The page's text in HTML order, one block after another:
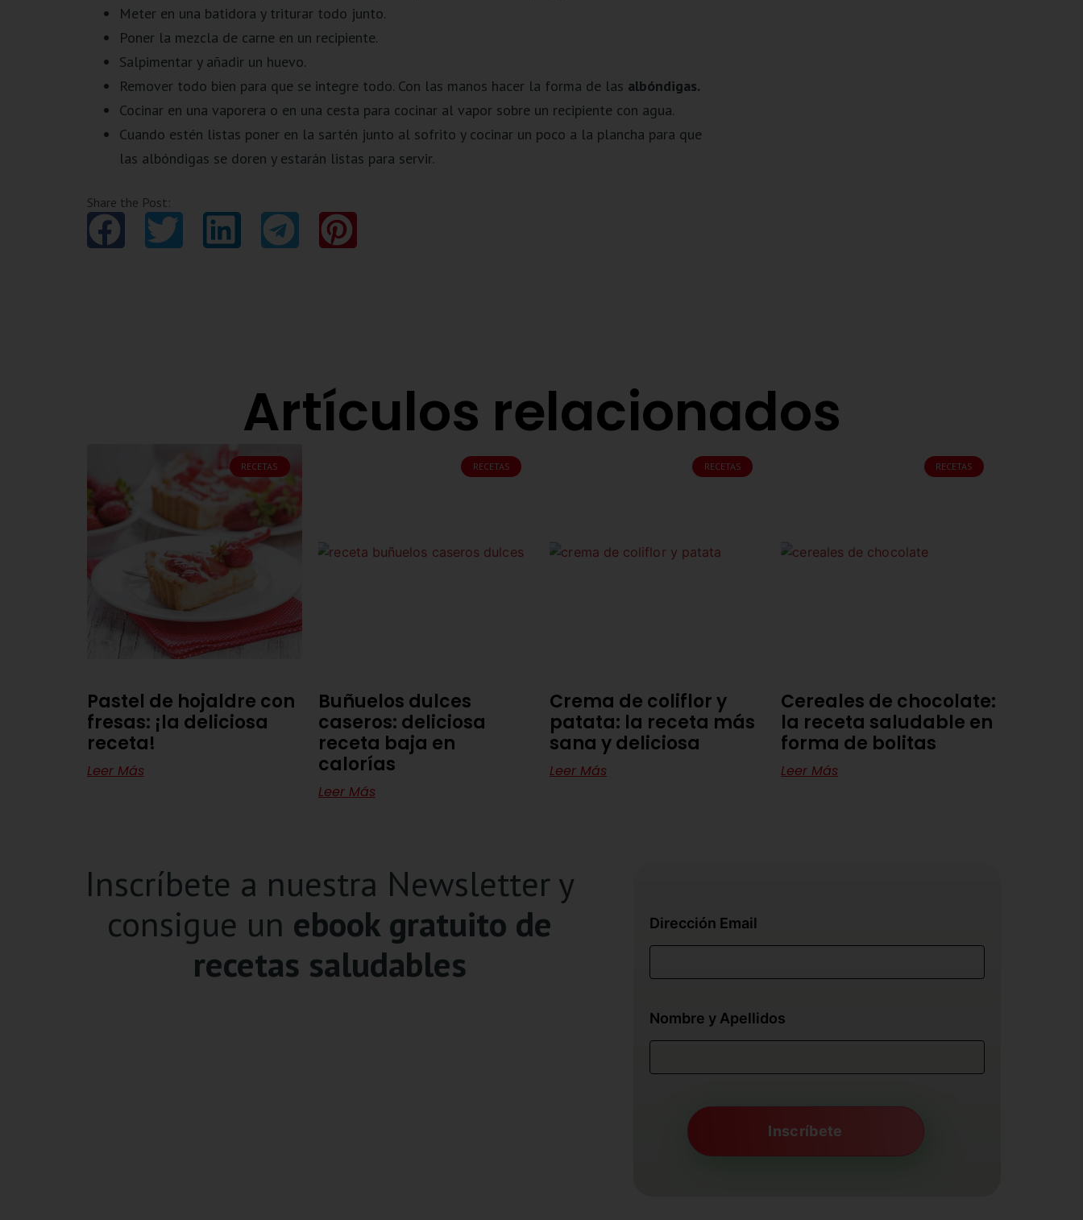
Meter en una batidora y triturar todo junto.
Poner la mezcla de carne en un recipiente.
Salpimentar y añadir un huevo.
Remover todo bien para que se integre todo. Con las manos hacer la forma de las albóndigas.
Cocinar en una vaporera o en una cesta para cocinar al vapor sobre un recipiente con agua.
Cuando estén listas poner en la sartén junto al sofrito y cocinar un poco a la plancha para que
las albóndigas se doren y estarán listas para servir.
Share the Post:
Artículos relacionados
RECETAS
Pastel de hojaldre con
fresas: ¡la deliciosa
receta!
Leer Más
RECETAS
Buñuelos dulces
caseros: deliciosa
receta baja en
calorías
Leer Más
RECETAS
Crema de coliflor y
patata: la receta más
sana y deliciosa
Leer Más
RECETAS
Cereales de chocolate:
la receta saludable en
forma de bolitas
Leer Más
Inscríbete a nuestra Newsletter y
consigue un ebook gratuito de
recetas saludables
Dirección Email
Nombre y Apellidos